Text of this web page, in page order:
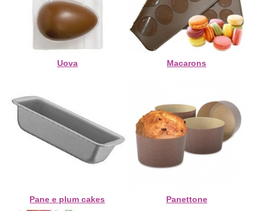
Uova Macarons
Pane e plum cakes Panettone